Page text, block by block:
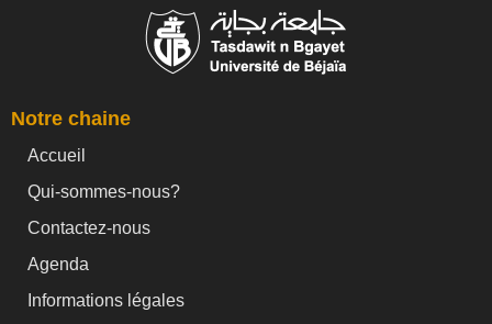
Notre chaine
Accueil
Qui-sommes-nous?
Contactez-nous
Agenda
Informations légales